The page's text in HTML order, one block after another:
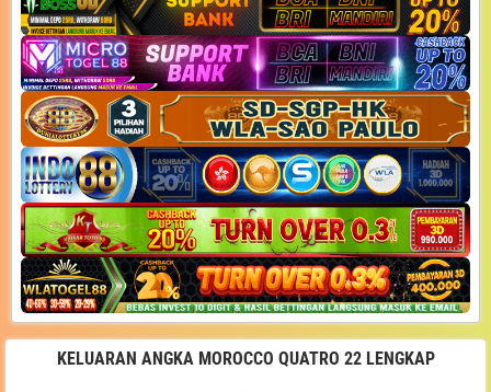
KELUARAN ANGKA MOROCCO QUATRO 22 LENGKAP